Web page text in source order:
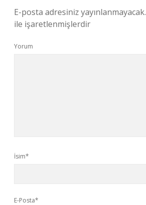
E-posta adresiniz yayınlanmayacak.
ile işaretlenmişlerdir
Yorum
İsim*
E-Posta*